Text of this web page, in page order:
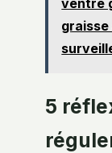
ventre
graisse
5